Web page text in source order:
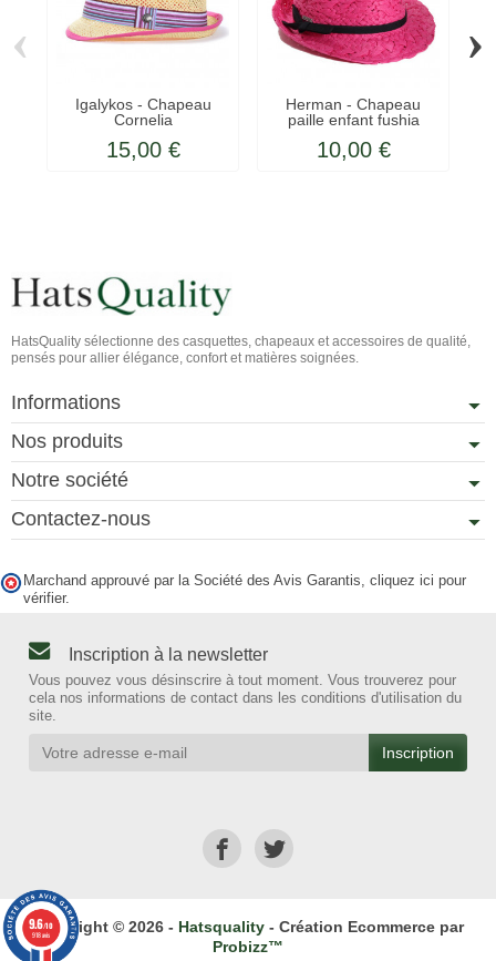
Igalykos - Chapeau
Cornelia
15,00 €
Herman - Chapeau
paille enfant fushia
10,00 €
‹ ›
HatsQuality sélectionne des casquettes, chapeaux et accessoires de qualité,
pensés pour allier élégance, confort et matières soignées.
Informations
Nos produits
Notre société
Contactez-nous
Marchand approuvé par la Société des Avis Garantis, cliquez ici pour
vérifier.
Inscription à la newsletter
Vous pouvez vous désinscrire à tout moment. Vous trouverez pour
cela nos informations de contact dans les conditions d'utilisation du
site.
Copyright © 2026 - Hatsquality- Création Ecommerce par
Probizz™
9.6/10
918 avis